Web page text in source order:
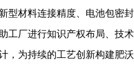
型材料连接精度、电池包密封
工厂进行知识产权布局、技术
，为持续的工艺创新构建肥沃